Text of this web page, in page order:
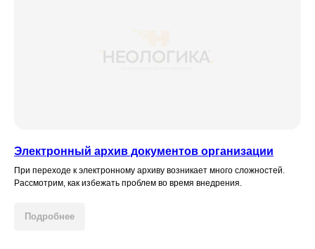
Электронный архив документов организации
При переходе к электронному архиву возникает много сложностей.
Рассмотрим, как избежать проблем во время внедрения.
Подробнее